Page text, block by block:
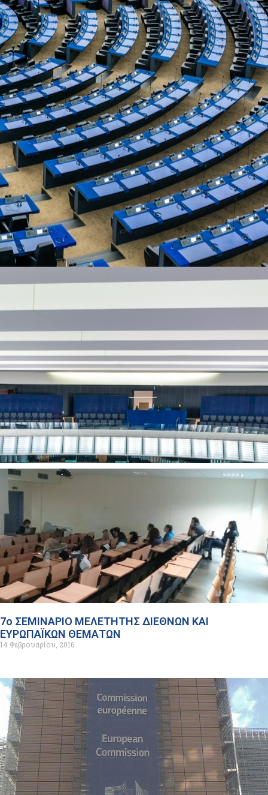
7ο ΣΕΜΙΝΑΡΙΟ ΜΕΛΕΤΗΤΗΣ ΔΙΕΘΝΩΝ ΚΑΙ
ΕΥΡΩΠΑΪΚΩΝ ΘΕΜΑΤΩΝ
14 Φεβρουαρίου, 2016